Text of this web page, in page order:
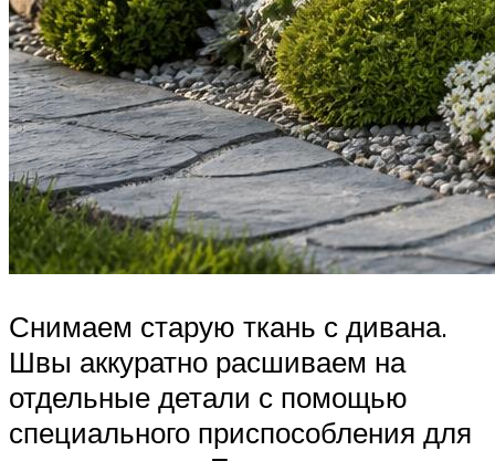
Снимаем старую ткань с дивана.
Швы аккуратно расшиваем на
отдельные детали с помощью
специального приспособления для